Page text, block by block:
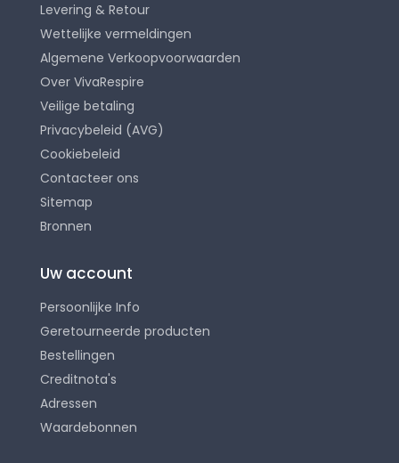
Levering & Retour
Wettelijke vermeldingen
Algemene Verkoopvoorwaarden
Over VivaRespire
Veilige betaling
Privacybeleid (AVG)
Cookiebeleid
Contacteer ons
Sitemap
Bronnen
Uw account
Persoonlijke Info
Geretourneerde producten
Bestellingen
Creditnota's
Adressen
Waardebonnen